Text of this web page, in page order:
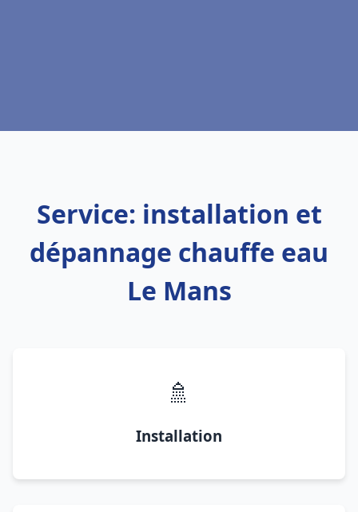
Service: installation et
dépannage chauffe eau
Le Mans
🚿
Installation